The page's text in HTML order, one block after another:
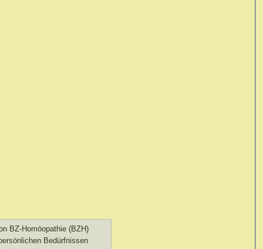
BZ-Homöopathie (BZH)
Bedürfnissen